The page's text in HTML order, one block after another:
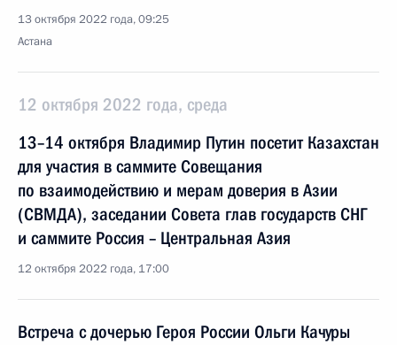
13 октября 2022 года, 09:25
Астана
12 октября 2022 года, среда
13–14 октября Владимир Путин посетит Казахстан
для участия в саммите Совещания
по взаимодействию и мерам доверия в Азии
(СВМДА), заседании Совета глав государств СНГ
и саммите Россия – Центральная Азия
12 октября 2022 года, 17:00
Встреча с дочерью Героя России Ольги Качуры